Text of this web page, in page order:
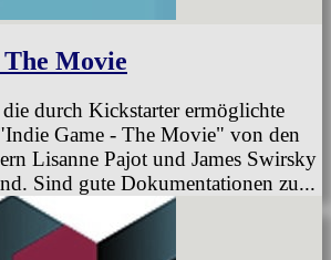
Movie
durch Kickstarter ermöglichte
Game - The Movie" von den
Lisanne Pajot und James Swirsky
Sind gute Dokumentationen zu...